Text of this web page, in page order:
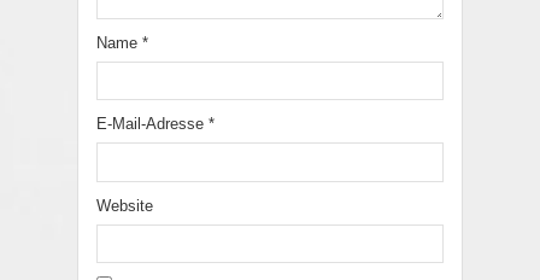
Name *
E-Mail-Adresse *
Website